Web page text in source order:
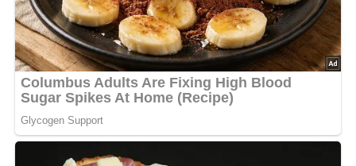
Butter zum Fetten der Form
1/8 Liter Weißwein
2 Nelken
150 g Butter
2 Eigelb
2 Eßlöffel Puderzucker
Zubereitung